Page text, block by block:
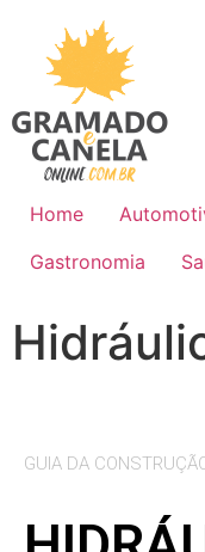
Home
Gastronomia
GUIA DA